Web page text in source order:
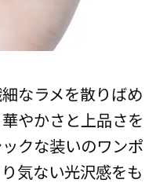
なラメを散りばめ
やかさと上品さを
クな装いのワンポ
気ない光沢感をも